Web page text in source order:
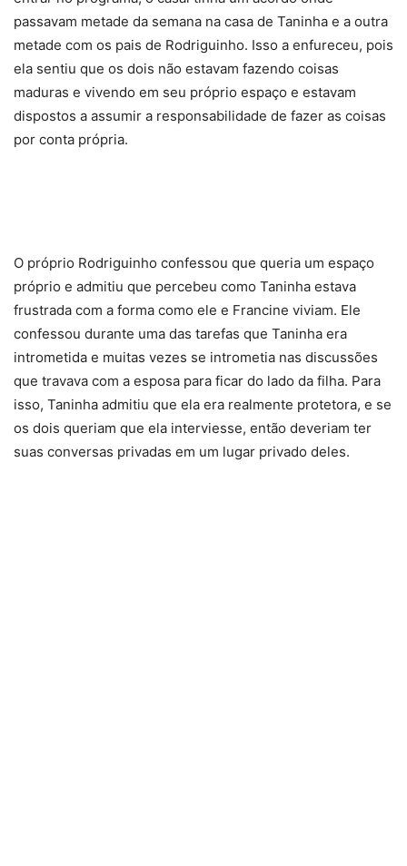
passavam metade da semana na casa de Taninha e a outra
metade com os pais de Rodriguinho. Isso a enfureceu, pois
ela sentiu que os dois não estavam fazendo coisas
maduras e vivendo em seu próprio espaço e estavam
dispostos a assumir a responsabilidade de fazer as coisas
por conta própria.
O próprio Rodriguinho confessou que queria um espaço
próprio e admitiu que percebeu como Taninha estava
frustrada com a forma como ele e Francine viviam. Ele
confessou durante uma das tarefas que Taninha era
intrometida e muitas vezes se intrometia nas discussões
que travava com a esposa para ficar do lado da filha. Para
isso, Taninha admitiu que ela era realmente protetora, e se
os dois queriam que ela interviesse, então deveriam ter
suas conversas privadas em um lugar privado deles.